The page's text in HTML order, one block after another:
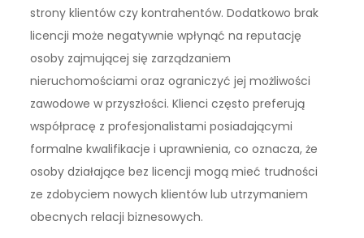
strony klientów czy kontrahentów. Dodatkowo brak
licencji może negatywnie wpłynąć na reputację
osoby zajmującej się zarządzaniem
nieruchomościami oraz ograniczyć jej możliwości
zawodowe w przyszłości. Klienci często preferują
współpracę z profesjonalistami posiadającymi
formalne kwalifikacje i uprawnienia, co oznacza, że
osoby działające bez licencji mogą mieć trudności
ze zdobyciem nowych klientów lub utrzymaniem
obecnych relacji biznesowych.